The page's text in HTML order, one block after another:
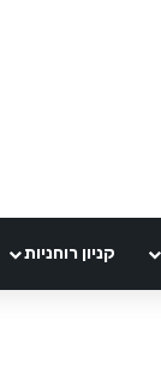
קניון רוחניות